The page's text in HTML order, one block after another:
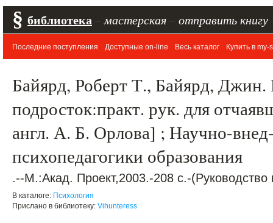
§ библиотека мастерская отправить книгу
Последние поступления Доступные on-line Весь каталог Купить в my-
Байярд, Роберт Т., Байярд,
подросток:практ. рук. для
англ. А. Б. Орлова] ; Научно-
психопедагогики образования
.--М.:Акад. Проект,2003.-208 с.-(Руководство
В каталоге: Психология
Прислано в библиотеку: Vihunteress